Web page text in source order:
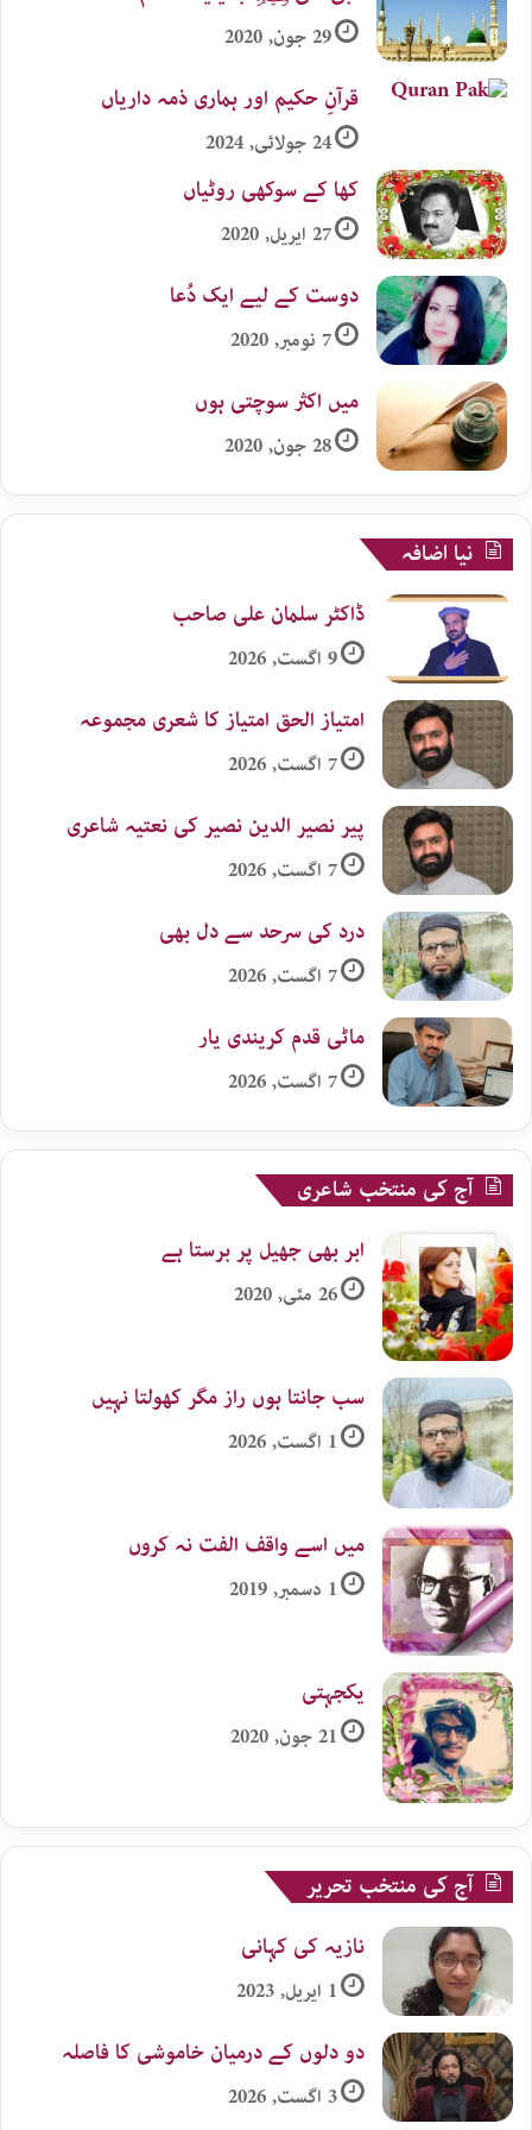
29 جون, 2020
قرآنِ حکیم اور ہماری ذمہ داریاں
24 جولائی, 2024
کھا کے سوکھی روٹیاں
27 اپریل, 2020
دوست کے لیے ایک دُعا
7 نومبر, 2020
میں اکثر سوچتی ہوں
28 جون, 2020
نیا اضافہ
ڈاکٹر سلمان علی صاحب
9 اگست, 2026
امتیاز الحق امتیاز کا شعری مجموعہ
7 اگست, 2026
پیر نصیر الدین نصیر کی نعتیہ شاعری
7 اگست, 2026
درد کی سرحد سے دل بھی
7 اگست, 2026
ماٹی قدم کریندی یار
7 اگست, 2026
آج کی منتخب شاعری
ابر بھی جھیل پر برستا ہے
26 مئی, 2020
سب جانتا ہوں راز مگر کھولتا نہیں
1 اگست, 2026
میں اسے واقف الفت نہ کروں
1 دسمبر, 2019
یکجہتی
21 جون, 2020
آج کی منتخب تحریر
نازیہ کی کہانی
1 اپریل, 2023
دو دلوں کے درمیان خاموشی کا فاصلہ
3 اگست, 2026